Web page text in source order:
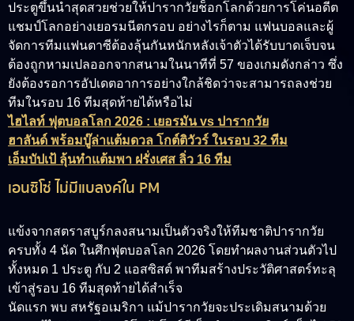
ประตูขึ้นนำสุดสวยช่วยให้ปารากวัยช็อกโลกด้วยการโค่นอดีต
แชมป์โลกอย่างเยอรมนีตกรอบ อย่างไรก็ตาม แฟนบอลและผู้
จัดการทีมแฟนตาซีต้องลุ้นกันหนักหลังเจ้าตัวได้รับบาดเจ็บจน
ต้องถูกหามเปลออกจากสนามในนาทีที่ 57 ของเกมดังกล่าว ซึ่ง
ยังต้องรอการอัปเดตอาการอย่างใกล้ชิดว่าจะสามารถลงช่วย
ทีมในรอบ 16 ทีมสุดท้ายได้หรือไม่
ไฮไลท์ ฟุตบอลโลก 2026 : เยอรมัน vs ปารากวัย
ฮาลันด์ พร้อมบู๊ล่าแต้มดวล โกต์ติวัวร์ ในรอบ 32 ทีม
เอ็มบัปเป้ ลุ้นทำแต้มพา ฝรั่งเศส ลิ่ว 16 ทีม
เอนซิโซ่ ไม่มีแบลงค์ใน PM
แข้งจากสตราสบูร์กลงสนามเป็นตัวจริงให้ทีมชาติปารากวัย
ครบทั้ง 4 นัด ในศึกฟุตบอลโลก 2026 โดยทำผลงานส่วนตัวไป
ทั้งหมด 1 ประตู กับ 2 แอสซิสต์ พาทีมสร้างประวัติศาสตร์ทะลุ
เข้าสู่รอบ 16 ทีมสุดท้ายได้สำเร็จ
นัดแรก พบ สหรัฐอเมริกา แม้ปารากวัยจะประเดิมสนามด้วย